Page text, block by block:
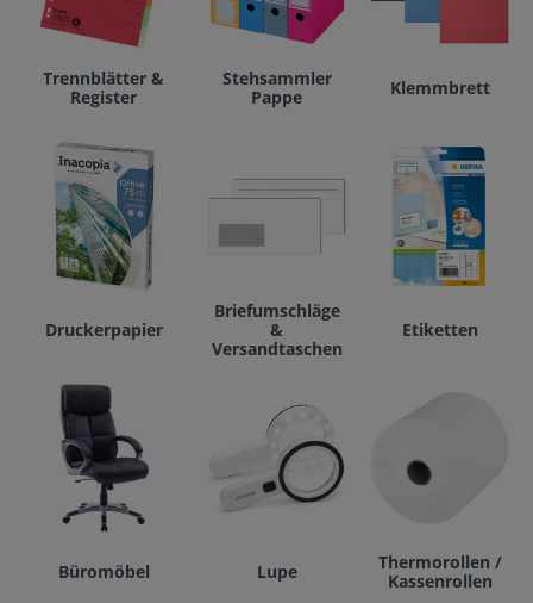
Trennblätter &
Register
Stehsammler
Pappe
Klemmbrett
Druckerpapier
Briefumschläge
&
Versandtaschen
Etiketten
Büromöbel Lupe
Thermorollen /
Kassenrollen